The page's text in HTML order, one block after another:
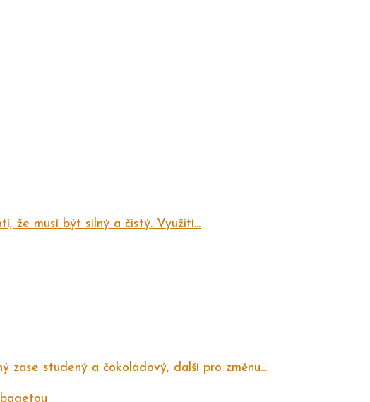
že musí být silný a čistý. Využití...
studený a čokoládový, další pro změnu...